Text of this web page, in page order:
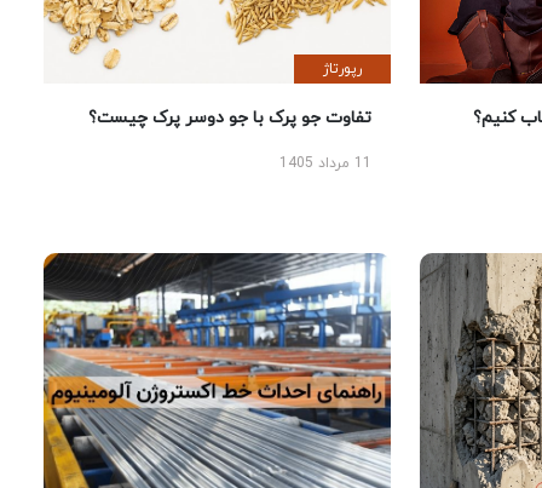
کنیم؟
رپورتاژ
تفاوت جو پرک با جو دوسر پرک چیست؟